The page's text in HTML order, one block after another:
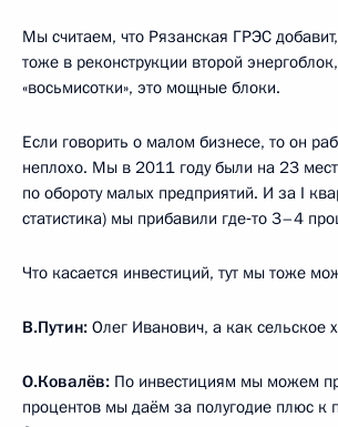
Мы считаем, что Рязанская ГРЭС
тоже в реконструкции второй
«восьмисотки», это мощные блоки.
Если говорить о малом бизнесе, то он
неплохо. Мы в 2011 году были на 23
по обороту малых предприятий. И за I
статистика) мы прибавили где‑то 3–4
Что касается инвестиций, тут мы тоже
В.Путин: Олег Иванович, а как сельское
О.Ковалёв: По инвестициям мы можем
процентов мы даём за полугодие плюс к